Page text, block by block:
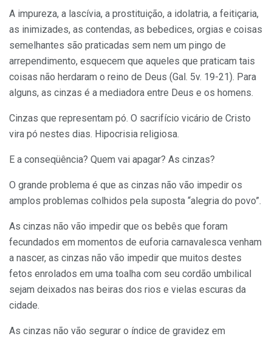
A impureza, a lascívia, a prostituição, a idolatria, a feitiçaria,
as inimizades, as contendas, as bebedices, orgias e coisas
semelhantes são praticadas sem nem um pingo de
arrependimento, esquecem que aqueles que praticam tais
coisas não herdaram o reino de Deus (Gal. 5v. 19-21). Para
alguns, as cinzas é a mediadora entre Deus e os homens.
Cinzas que representam pó. O sacrifício vicário de Cristo
vira pó nestes dias. Hipocrisia religiosa.
E a conseqüência? Quem vai apagar? As cinzas?
O grande problema é que as cinzas não vão impedir os
amplos problemas colhidos pela suposta “alegria do povo”.
As cinzas não vão impedir que os bebês que foram
fecundados em momentos de euforia carnavalesca venham
a nascer, as cinzas não vão impedir que muitos destes
fetos enrolados em uma toalha com seu cordão umbilical
sejam deixados nas beiras dos rios e vielas escuras da
cidade.
As cinzas não vão segurar o índice de gravidez em